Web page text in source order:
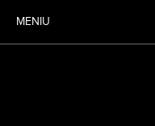
MENIU